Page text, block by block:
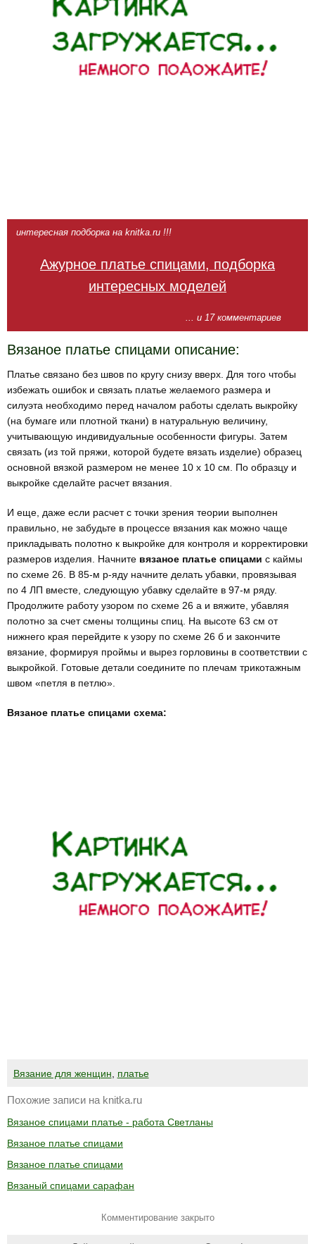
интересная подборка на knitka.ru !!!
Ажурное платье спицами, подборка
интересных моделей
... и 17 комментариев
Вязаное платье спицами описание:
Платье связано без швов по кругу снизу вверх. Для того чтобы
избежать ошибок и связать платье желаемого размера и
силуэта необходимо перед началом работы сделать выкройку
(на бумаге или плотной ткани) в на­туральную величину,
учитывающую индивидуальные особенности фигу­ры. Затем
связать (из той пряжи, которой будете вязать изделие) обра­зец
основной вязкой размером не менее 10 х 10 см. По образцу и
выкройке сделайте расчет вязания.
И еще, даже если расчет с точки зрения теории выполнен
правильно, не забудьте в процессе вя­зания как можно чаще
прикладывать полотно к выкройке для контроля и корректировки
разме­ров изделия. Начните вязаное платье спицами с каймы
по схеме 26. В 85-м р-яду начните делать убавки, провязывая
по 4 ЛП вместе, следующую убавку сделайте в 97-м ряду.
Продолжите работу узором по схеме 26 а и вяжите, убавляя
полотно за счет смены толщины спиц. На высоте 63 см от
нижнего края перейдите к узору по схеме 26 б и закончите
вязание, формируя проймы и вырез горловины в соот­ветствии с
выкройкой. Готовые детали соедините по плечам трикотажным
швом «петля в петлю».
Вязаное платье спицами схема:
Вязание для женщин платье
Похожие записи на knitka.ru
Вязаное спицами платье - работа Светланы
Вязаное платье спицами
Вязаное платье спицами
Вязаный спицами сарафан
Комментирование закрыто